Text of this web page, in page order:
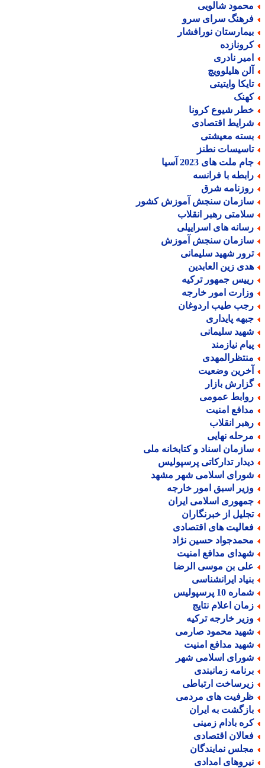
شالویی
سرای سرو
نورافشار
نادری
هلیلوویچ
وایتیتی
شیوع کرونا
اقتصادی
معیشتی
نطنز
ملت های 2023 آسیا
با فرانسه
شرق
سنجش آموزش کشور
رهبر انقلاب
های اسراییلی
سنجش آموزش
شهید سلیمانی
زین العابدین
جمهور ترکیه
امور خارجه
طیب اردوغان
پایداری
سلیمانی
نیازمند
وضعیت
بازار
عمومی
امنیت
انقلاب
نهایی
اسناد و کتابخانه ملی
تدارکاتی پرسپولیس
اسلامی شهر مشهد
اسبق امور خارجه
اسلامی ایران
از خبرنگاران
های اقتصادی
حسین نژاد
مدافع امنیت
بن موسی الرضا
ایرانشناسی
10 پرسپولیس
اعلام نتایج
خارجه ترکیه
محمود صارمی
مدافع امنیت
اسلامی شهر
زمانبندی
ارتباطی
های مردمی
به ایران
بادام زمینی
اقتصادی
نمایندگان
امدادی